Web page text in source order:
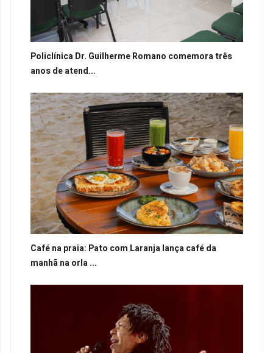
Policlínica Dr. Guilherme Romano comemora três
anos de atend...
Café na praia: Pato com Laranja lança café da
manhã na orla ...